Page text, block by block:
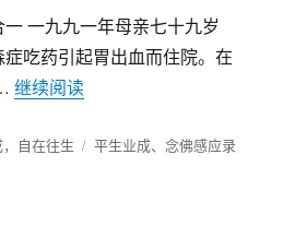
一九九一年母亲七十九岁
吃药引起胃出血而住院。在
…继续阅读
自在往生
标
平生业成、念佛感应录